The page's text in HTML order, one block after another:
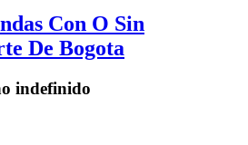
Con O Sin
De Bogota
indefinido